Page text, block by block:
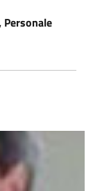
Personale